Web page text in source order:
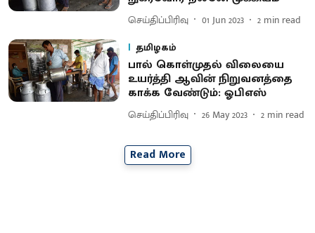
செய்திப்பிரிவு 01 Jun 2023 2 min read
தமிழகம்
பால் கொள்முதல் விலையை
உயர்த்தி ஆவின் நிறுவனத்தை
காக்க வேண்டும்: ஓபிஎஸ்
செய்திப்பிரிவு 26 May 2023 2 min read
Read More